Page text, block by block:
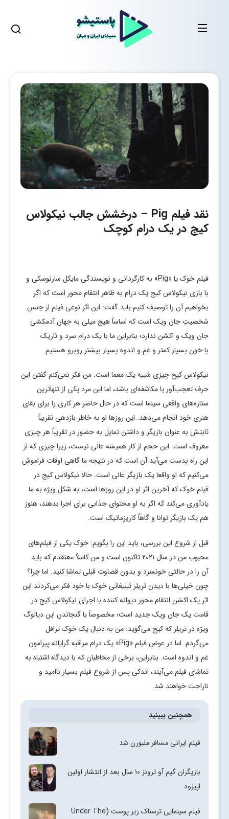
نقد فیلم Pig – درخشش جالب نیکولاس
کیج در یک درام کوچک
فیلم خوک یا «Pig» به کارگردانی و نویسندگی مایکل سارنوسکی و
با بازی نیکولاس کیج یک درام به ظاهر انتقام محور است که اگر
بخواهیم آن را توصیف کنیم باید گفت: این اثر نوعی فیلم از جنس
شخصیتِ جان ویک است که اساساً هیچ میلی به جهان آدمکشی
جان ویک و اکشن ندارد؛ بنابراین ما با یک درام سرد و تاریک
با خون بسیار کمتر و غم و اندوه بسیار بیشتر روبرو هستیم.
نیکولاس کیج چیزی شبیه یک معما است. من فکر نمی‌کنم گفتن این
حرف تعجب‌آور یا مکاشفه‌ای باشد، اما این مرد یکی از تنهاترین
ستاره‌های واقعی سینما است که در حال حاضر هر کاری را برای بقای
هنری خود انجام می‌دهد. این روزها او به خاطر بازدهی تقریباً
ثابتش به عنوان بازیگر و داشتن تمایل به حضور در تقریباً هر چیزی
معروف است. این حجم از کار همیشه عالی نیست، زیرا چیزی که از
این راه بِدست می‌آید آن است که در نتیجه ما گاهی اوقات فراموش
می‌کنیم که او واقعا یک بازیگر عالی است. حالا نیکولاس کیج در
فیلم خوک که آخرین اثر او در این روز‌ها است، به شکل ویژه به ما
یادآوری می‌کند که اگر به او محتوای جذابی برای اجرا بدهند، هنوز
هم یک بازیگر توانا و گاهاً کاریزماتیک است.
قبل از شروع این بررسی، باید این را بگویم: خوک یکی از فیلم‌های
محبوب من در سال ۲۰۲۱ تاکنون است و من کاملاً معتقدم که باید
آن را در حالتی خونسرد و بدون قضاوت قبلی تماشا کنید. اما چرا؟
چون خیلی‌ها با دیدن تریلر تبلیغاتی خوک با خود فکر می‌کردند این
اثر یک اکشنِ انتقام محور دیوانه کننده با اجرای نیکولاس کیج در
قامت یک جان ویک جدید است؛ مخصوصاً با گنجاندن این دیالوگ
ویژه در تریلر که کیج می‌گوید: من به دنبال یک خوک ترافل
می‌گردم. اما در عوض فیلم «Pig» یک درام مراقبه گرایانه پیرامون
غم و اندوه است. بنابراین، برخی از مخاطبان که با دیدگاه اشتباه به
تماشای فیلم می‌آیند، اندکی پس از شروع فیلم بسیار ناامید و
ناراحت خواهند شد.
همچنین ببینید
فیلم ایرانی مسافر ملبورن شد
بازیگران گیم آو ترونز ۱۰ سال بعد از انتشار اولین
اپیزود
فیلم سینمایی ترسناک زیر پوست (Under The